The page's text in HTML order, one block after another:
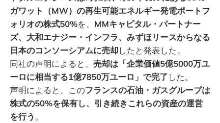
ガワット（MW）の再生可能エネルギー発電ポートフ
ォリオの株式50%を、 MMキャピタル・パートナー
ズ、大和エナジー・インフラ、みずほリースからなる
日本のコンソーシアムに売却したと発表した。
同社の声明によると、 売却は「企業価値5億5000万ユ
ーロに相当する1億7850万ユーロ」で完了 した。
声明によると、このフランスの石油・ガスグループは
株式の50%を保有し、引き続きこれらの資産の運営
を行う 。